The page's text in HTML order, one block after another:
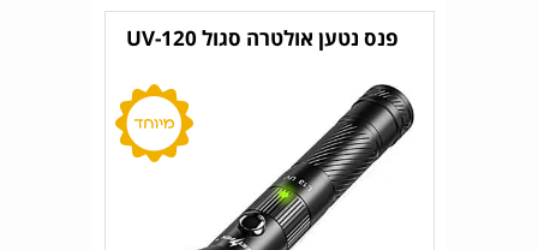
פנס נטען אולטרה סגול UV-120